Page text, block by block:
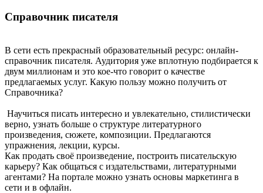
Справочник писателя
В сети есть прекрасный образовательный ресурс: онлайн-
справочник писателя. Аудитория уже вплотную подбирается к
двум миллионам и это кое-что говорит о качестве
предлагаемых услуг. Какую пользу можно получить от
Справочника?
Научиться писать интересно и увлекательно, стилистически
верно, узнать больше о структуре литературного
произведения, сюжете, композиции. Предлагаются
упражнения, лекции, курсы.
Как продать своё произведение, построить писательскую
карьеру? Как общаться с издательствами, литературными
агентами? На портале можно узнать основы маркетинга в
сети и в офлайн.